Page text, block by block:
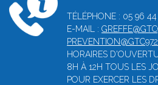
TÉLÉPHONE : 05 96 44
E-MAIL :
HORAIRES
8H À 12H TOUS LES
POUR EXERCER LES